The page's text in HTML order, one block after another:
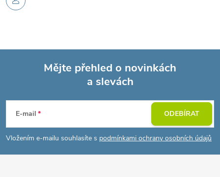
p
a
Mějte přehled o novinkách
a slevách
E-mail
Vložením e-mailu souhlasíte s podmínkami ochrany osobních údajů
ODEBÍRAT